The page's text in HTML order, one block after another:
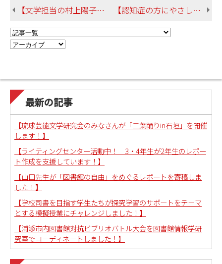
【文学担当の村上陽子先生の書評が『越境広場』に掲載されました】 【認知症の方にやさしい文庫づくりプロジェクトーー選書プレゼンテーションを行いました！】
最新の記事
【琉球芸能文学研究会のみなさんが「二葉踊りin石垣」を開催
します！】
【ライティングセンター活動中！ 3・4年生が2年生のレポー
ト作成を支援しています！】
【山口先生が「図書館の自由」をめぐるレポートを寄稿しま
した！】
【学校司書を目指す学生たちが探究学習のサポートをテーマ
とする模擬授業にチャレンジしました！】
【浦添市内図書館対抗ビブリオバトル大会を図書館情報学研
究室でコーディネートしました！】